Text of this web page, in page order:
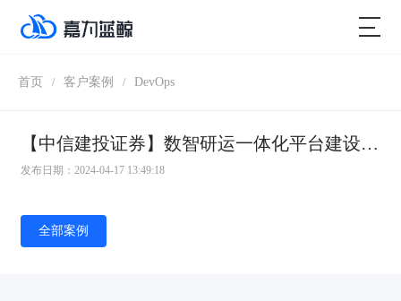
首页 / 客户案例 / DevOps
【中信建投证券】数智研运一体化平台建设探索和实践
发布日期：2024-04-17 13:49:18
全部案例